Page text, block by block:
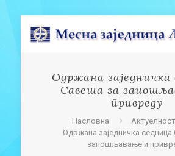
Одржана заједничка
Савета за
привреду
Насловна
Одржана заједничка седница
запошљавање и